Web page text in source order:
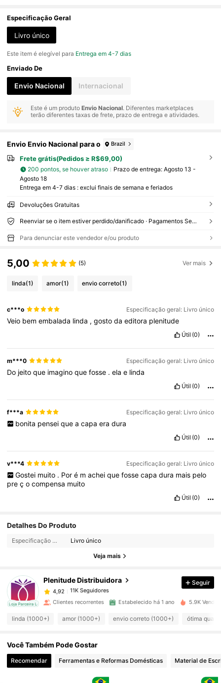
Especificação Geral
Livro único
Este item é elegível para Entrega em 4-7 dias
Enviado De
Envio Nacional Internacional
Este é um produtoEnvio Nacional. Diferentes marketplaces
terão diferentes taxas de frete, prazo de entrega e atividades.
Envio Envio Nacional para o Brazil
Frete grátis(Pedidos ≥ R$69,00)
200 pontos, se houver atraso Prazo de entrega: Agosto 13 -
Agosto 18
Entrega em 4-7 dias : exclui finais de semana e feriados
Devoluções Gratuitas
Reenviar se o item estiver perdido/danificado · Pagamentos Seguros · Proteção de privacidade
Para denunciar este vendedor e/ou produto
5,00 (5) Ver mais
linda(1) amor(1) envio correto(1)
c***o Especificação geral: Livro único
Veio bemembalada linda ,gostodaeditora plenitude
Útil (0)
m***0 Especificação geral: Livro único
Do jeitoque imaginoquefosse .elae linda
Útil (0)
f***a Especificação geral: Livro único
bonita pensei que a capa era dura
Útil (0)
v***4 Especificação geral: Livro único
Gostei muito . Por é m achei que fosse capa dura mais pelo
preçocompensa muito
Útil (0)
Detalhes Do Produto
Especificação geral: Livro único
Veja mais
Loja Parceira Local
Plenitude Distribuidora
4,92 11K Seguidores
11K Seguidores
5***1 pago1 dia atrás
4,92 11K Seguidores
4,92 11K Seguidores
11K Seguidores
Seguir
Clientes recorrentes Estabelecido há 1 ano 5.9K
linda (1000+) amor (1000+) envio correto (1000+) ótima
Você Também Pode Gostar
Recomendar Ferramentas e Reformas Domésticas Material de